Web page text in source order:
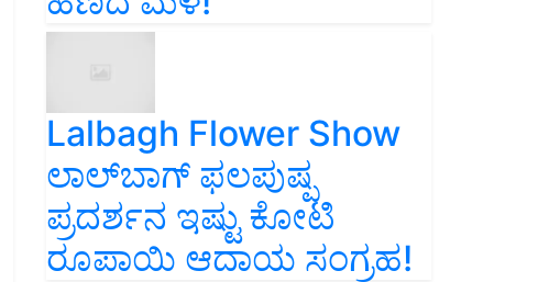
Lalbagh Flower Show
ಲಾಲ್‌ಬಾಗ್ ಫಲಪುಷ್ಪ
ಪ್ರದರ್ಶನ ಇಷ್ಟು ಕೋಟಿ
ರೂಪಾಯಿ ಆದಾಯ ಸಂಗ್ರಹ!